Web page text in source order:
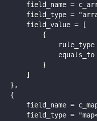
field_name =
field_type =
field_value = [
{
rule_type
equals_to
}
]
},
{
field_name =
field_type =